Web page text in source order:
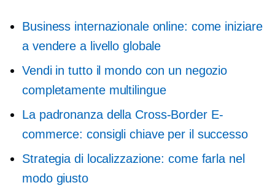
Business internazionale online: come iniziare
a vendere a livello globale
Vendi in tutto il mondo con un negozio
completamente multilingue
La padronanza della Cross-BorderE-
commerce: consigli chiave per il successo
Strategia di localizzazione: come farla nel
modo giusto